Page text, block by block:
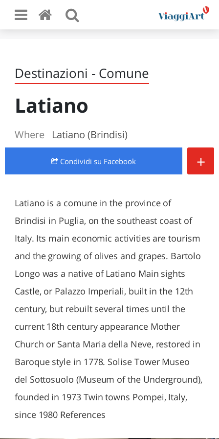
Destinazioni - Comune
Latiano
Where Latiano (Brindisi)
Condividi su Facebook +
Latiano is a comune in the province of
Brindisi in Puglia, on the southeast coast of
Italy. Its main economic activities are tourism
and the growing of olives and grapes. Bartolo
Longo was a native of Latiano Main sights
Castle, or Palazzo Imperiali, built in the 12th
century, but rebuilt several times until the
current 18th century appearance Mother
Church or Santa Maria della Neve, restored in
Baroque style in 1778. Solise Tower Museo
del Sottosuolo (Museum of the Underground),
founded in 1973 Twin towns Pompei, Italy,
since 1980 References